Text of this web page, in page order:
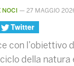
— 27 MAGGIO
Twitter
con
della